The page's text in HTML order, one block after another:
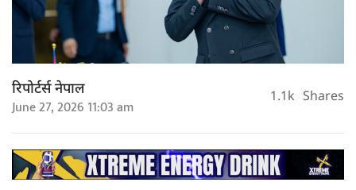
रिपोर्टर्स नेपाल
June 27, 2026 11:03 am 1.1k Shares